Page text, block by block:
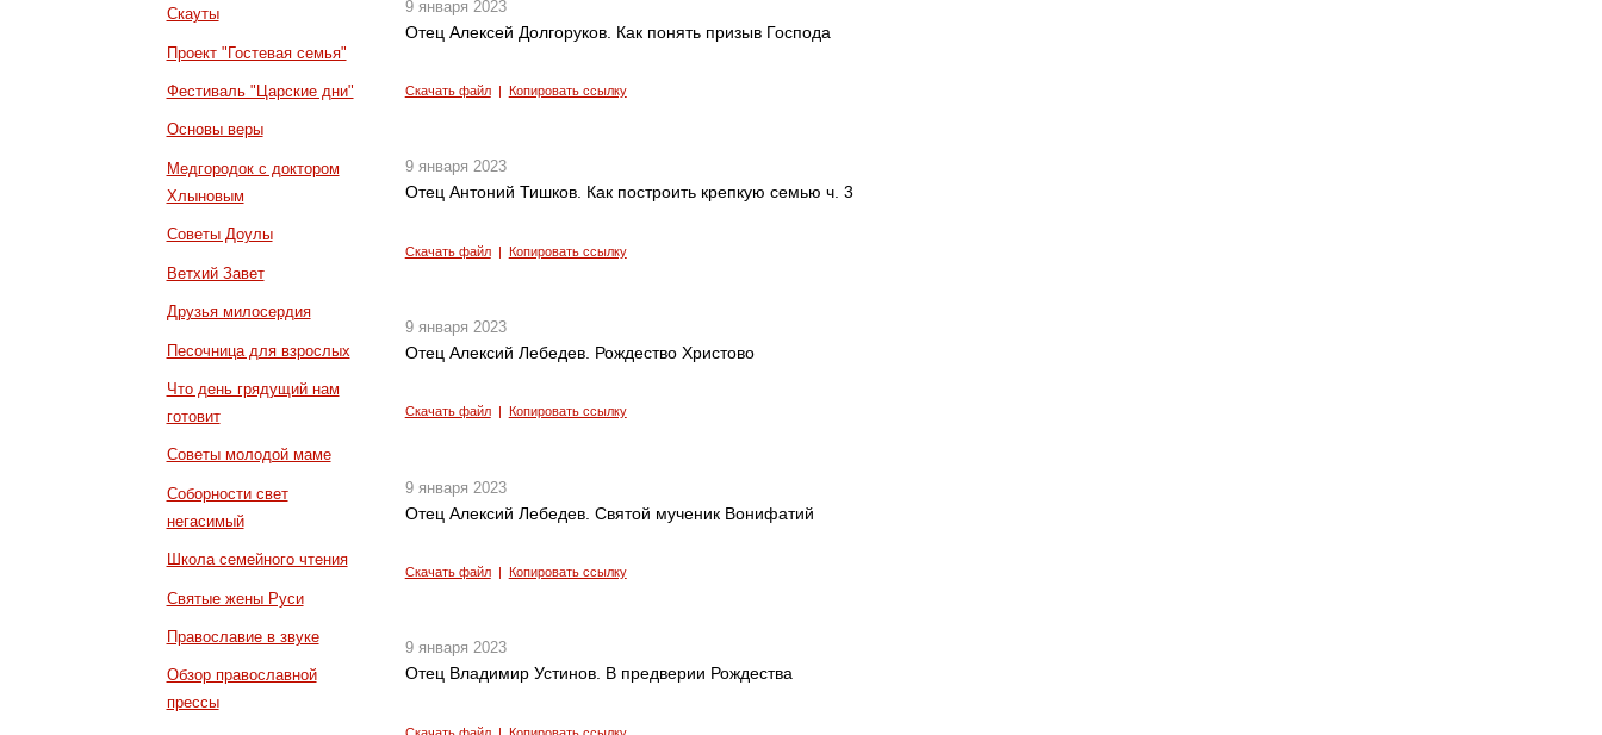
Скауты
Проект "Гостевая семья"
Фестиваль "Царские дни"
Основы веры
Медгородок с доктором
Хлыновым
Советы Доулы
Ветхий Завет
Друзья милосердия
Песочница для взрослых
Что день грядущий нам
готовит
Советы молодой маме
Соборности свет
негасимый
Школа семейного чтения
Святые жены Руси
Православие в звуке
Обзор православной
прессы
9 января 2023
Отец Алексей Долгоруков. Как понять призыв Господа
Скачать файл| Копировать ссылку
9 января 2023
Отец Антоний Тишков. Как построить крепкую семью ч. 3
Скачать файл| Копировать ссылку
9 января 2023
Отец Алексий Лебедев. Рождество Христово
Скачать файл| Копировать ссылку
9 января 2023
Отец Алексий Лебедев. Святой мученик Вонифатий
Скачать файл| Копировать ссылку
9 января 2023
Отец Владимир Устинов. В предверии Рождества
Скачать файл| Копировать ссылку